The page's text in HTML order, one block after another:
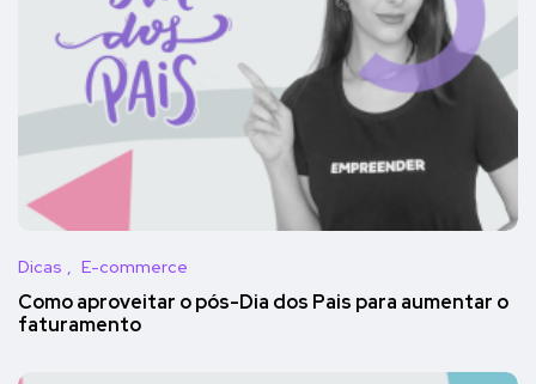
Dicas E-commerce
Como aproveitar o pós-Dia dos Pais para aumentar o
faturamento